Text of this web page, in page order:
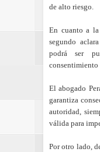
de alto riesgo.
En cuanto a
segundo
podrá ser
consentimiento
El abogado
garantiza
autoridad,
válida para
Por otro lado,